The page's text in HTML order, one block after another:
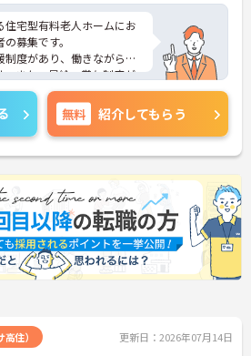
・夜勤免除制度があり、
富なため、ライフステージ
がしやすい環境です】
給や、5連休以上の長期休
り、しっかりと心身をリ
えており、風通しが良
の経験を活かしてすぐに馴
住宅型有料老人ホームにお
募集です。
度があり、働きながらス
また、昇給・賞与制度が
評価される職場です。
対策ポイントなど、さら
のでお気軽にご相談くだ
無料 紹介してもらう
住） 更新日：2026年07月14日